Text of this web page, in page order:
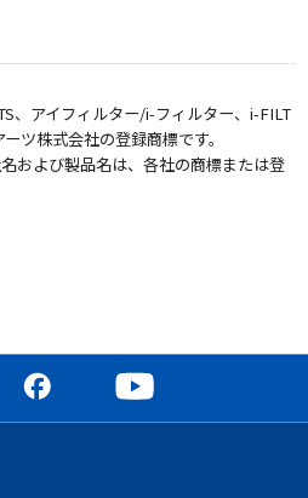
、アイフィルター/i-フィルター、i-FILT
ツ株式会社の登録商標です。
および製品名は、各社の商標または登
（旧Twitter）ページ
公式Facebookページ